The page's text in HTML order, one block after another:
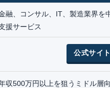
融、コンサル、IT、製造業界を
援サービス
公式サイ
収500万円以上を狙うミドル層